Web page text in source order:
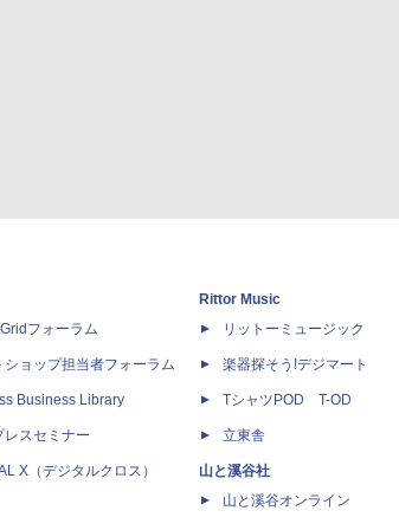
フォーラム
ショップ担当者フォーラム
Business Library
レスセミナー
X（デジタルクロス）
Rittor Music
リットーミュージック
楽器探そう!デジマート
TシャツPOD T-OD
立東舎
山と溪谷社
山と溪谷オンライン